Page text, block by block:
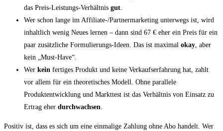
das Preis-Leistungs-Verhältnis gut.
Wer schon lange im Affiliate-/Partnermarketing unterwegs ist, wird
inhaltlich wenig Neues lernen – dann sind 67 € eher ein Preis für ein
paar zusätzliche Formulierungs-Ideen. Das ist maximal okay, aber
kein „Must-Have“.
Wer kein fertiges Produkt und keine Verkaufserfahrung hat, zahlt
vor allem für ein theoretisches Modell. Ohne parallele
Produktentwicklung und Markttest ist das Verhältnis von Einsatz zu
Ertrag eher durchwachsen.
Positiv ist, dass es sich um eine einmalige Zahlung ohne Abo handelt. Wer